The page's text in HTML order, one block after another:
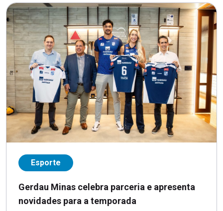
Esporte
Gerdau Minas celebra parceria e apresenta
novidades para a temporada